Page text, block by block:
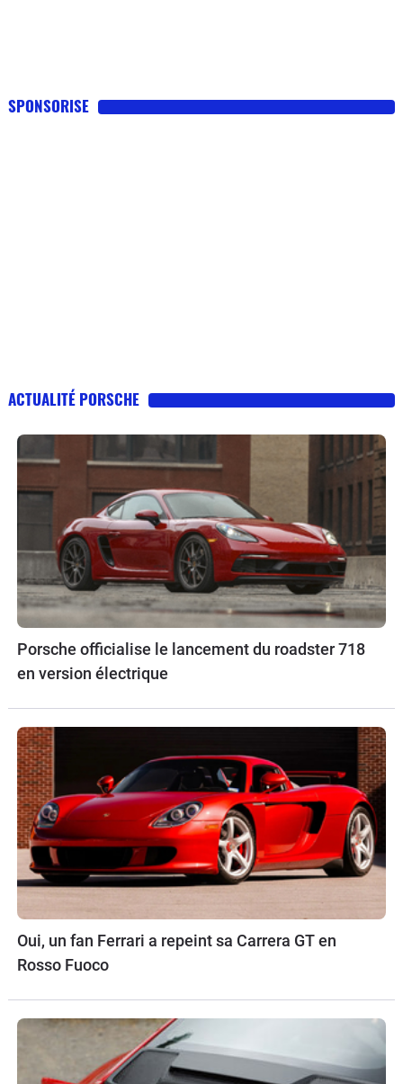
SPONSORISE
ACTUALITÉ PORSCHE
Porsche officialise le lancement du roadster 718
en version électrique
Oui, un fan Ferrari a repeint sa Carrera GT en
Rosso Fuoco